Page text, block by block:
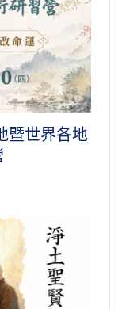
暨世界各地